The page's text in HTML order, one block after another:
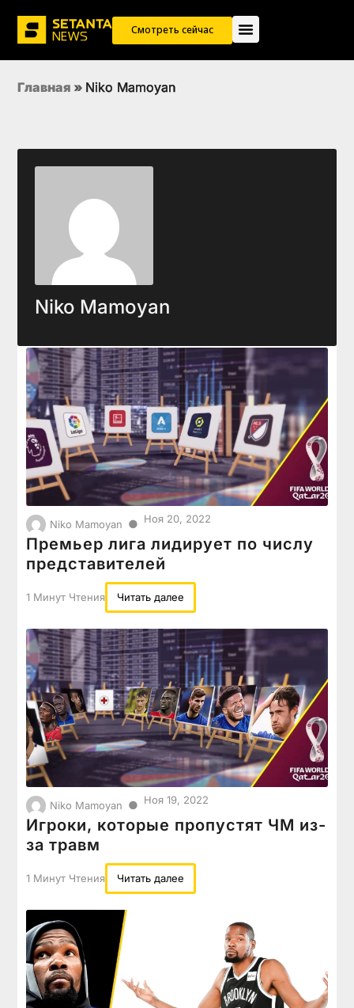
Смотреть сейчас
Главная » Niko Mamoyan
Niko Mamoyan
Niko Mamoyan ● Ноя 20, 2022
Премьер лига лидирует по числу
представителей
1 Минут Чтения Читать далее
Niko Mamoyan ● Ноя 19, 2022
Игроки, которые пропустят ЧМ из-
за травм
1 Минут Чтения Читать далее